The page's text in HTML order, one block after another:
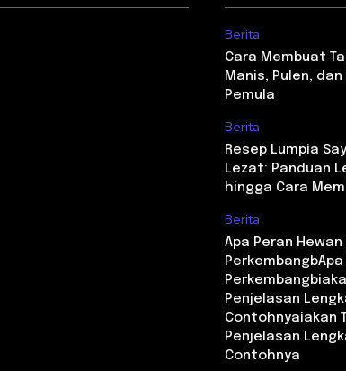
Berita
Cara Membuat
Manis, Pulen,
Pemula
Berita
Resep Lumpia
Lezat: Panduan
hingga Cara
Berita
Apa Peran
Penjelasan
Contohnyaiakan
Penjelasan
Contohnya